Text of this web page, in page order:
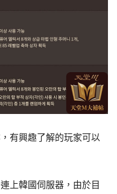
有興趣了解的玩家可以
上韓國伺服器，由於目